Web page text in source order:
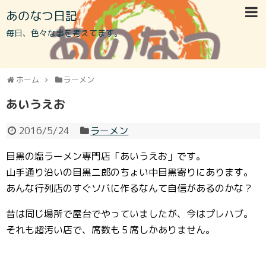
あのなつ日記
毎日、色々な事を考えてます。
ホーム ラーメン
あいうえお
2016/5/24
ラーメン
目黒の塩ラーメン専門店「あいうえお」です。
山手通り沿いの目黒二郎のちょい中目黒寄りにあります。
あんな行列店のすぐソバに作るなんて自信があるのかな？
昔は同じ場所で屋台でやっていましたが、今はプレハブ。
それも超汚い店で、席数も５席しかありません。